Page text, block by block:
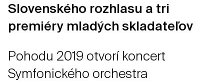
Slovenského rozhlasu a tri
premiéry mladých skladateľov
Pohodu 2019 otvorí koncert
Symfonického orchestra